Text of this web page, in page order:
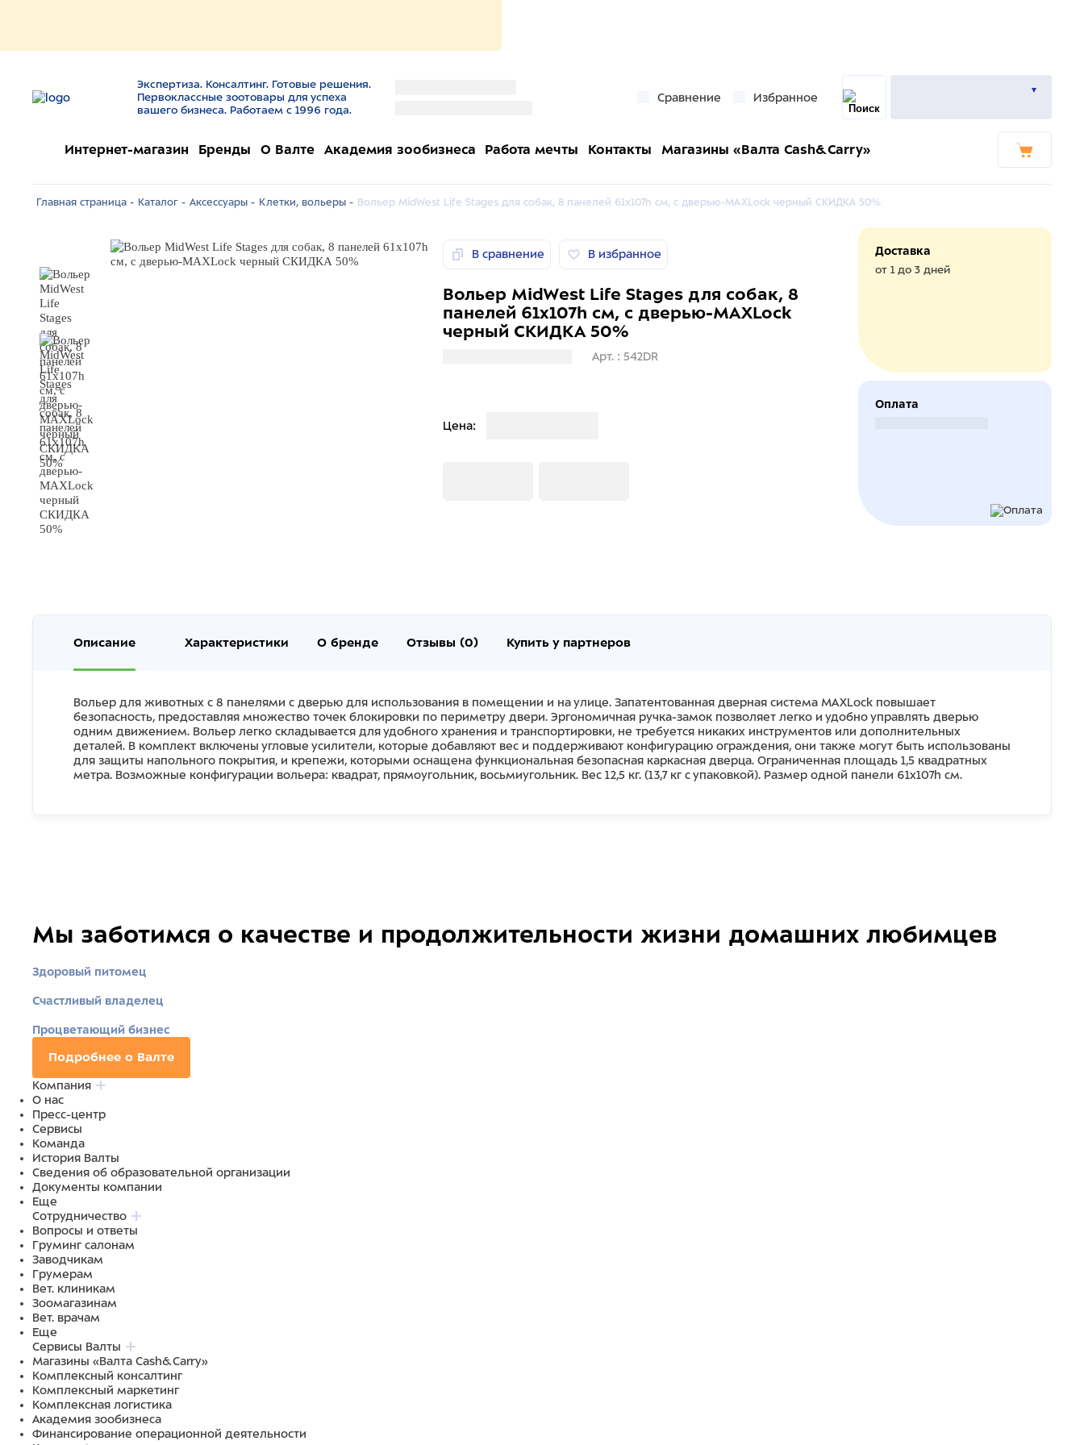
Экспертиза. Консалтинг. Готовые решения.
Первоклассные зоотовары для успеха
вашего бизнеса. Работаем с 1996 года.
Сравнение Избранное
Интернет-магазин Бренды О Валте Академия зообизнеса Работа мечты Контакты Магазины «Валта Cash&Carry»
Главная страница - Каталог - Аксессуары - Клетки, вольеры - Вольер MidWest Life Stages для собак, 8 панелей 61х107h см, с дверью-MAXLock черный СКИДКА 50%
В сравнение В избранное
Вольер MidWest Life Stages для собак, 8
панелей 61х107h см, с дверью-MAXLock
черный СКИДКА 50%
Арт. : 542DR
Цена:
Доставка
от 1 до 3 дней
Оплата
Описание Характеристики О бренде Отзывы (0) Купить у партнеров
Вольер для животных с 8 панелями с дверью для использования в помещении и на улице. Запатентованная дверная система MAXLock повышает
безопасность, предоставляя множество точек блокировки по периметру двери. Эргономичная ручка-замок позволяет легко и удобно управлять дверью
одним движением. Вольер легко складывается для удобного хранения и транспортировки, не требуется никаких инструментов или дополнительных
деталей. В комплект включены угловые усилители, которые добавляют вес и поддерживают конфигурацию ограждения, они также могут быть использованы
для защиты напольного покрытия, и крепежи, которыми оснащена функциональная безопасная каркасная дверца. Ограниченная площадь 1,5 квадратных
метра. Возможные конфигурации вольера: квадрат, прямоугольник, восьмиугольник. Вес 12,5 кг. (13,7 кг с упаковкой). Размер одной панели 61х107h см.
Мы заботимся о качестве и продолжительности жизни домашних любимцев
Здоровый питомец
Счастливый владелец
Процветающий бизнес
Подробнее о Валте
Компания
О нас
Пресс-центр
Сервисы
Команда
История Валты
Сведения об образовательной организации
Документы компании
Еще
Сотрудничество
Вопросы и ответы
Груминг салонам
Заводчикам
Грумерам
Вет. клиникам
Зоомагазинам
Вет. врачам
Еще
Сервисы Валты
Магазины «Валта Cash&Carry»
Комплексный консалтинг
Комплексный маркетинг
Комплексная логистика
Академия зообизнеса
Финансирование операционной деятельности